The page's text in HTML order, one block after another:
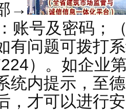
→
：账号及密码；
有问题可拨打
）。如企业
统内提示，至
，才可以进行